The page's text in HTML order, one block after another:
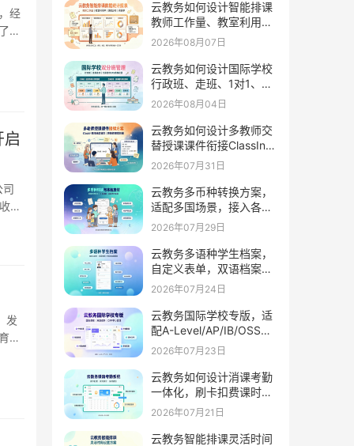
经
司
入
发
企
云教务如何设计智能排课
教师工作量、教室利用、
课程分布、调课率
2026年08月07日
云教务如何设计国际学校
行政班、走班、1对1、竞
赛社团分层管理
2026年08月04日
云教务如何设计多教师交
替授课课件衔接ClassIn留
存课件学习页码进度
2026年07月31日
云教务多币种转换方案，
适配多国场景，接入各国
本地在线支付工具
2026年07月29日
云教务多语种学生档案，
自定义表单，双语档案管
理外籍生护照签证履历信
2026年07月24日
云教务国际学校专版，适
配A-Level/AP/IB/OSSD
课程，支持GPA学分外教
2026年07月23日
云教务如何设计消课考勤
一体化，刷卡扣费课时统
计同步推送家长通知
2026年07月21日
云教务智能排课灵活时间